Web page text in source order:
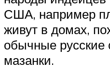
США, например
живут в домах,
обычные русские
мазанки.